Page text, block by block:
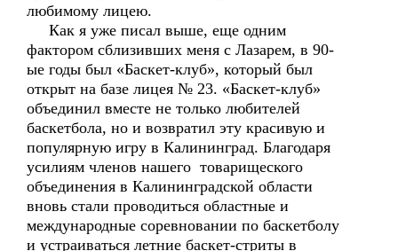
любимому лицею.
Как я уже писал выше, еще одним
фактором сблизивших меня с Лазарем, в 90-
ые годы был «Баскет-клуб», который был
открыт на базе лицея № 23. «Баскет-клуб»
объединил вместе не только любителей
баскетбола, но и возвратил эту красивую и
популярную игру в Калининград. Благодаря
усилиям членов нашего товарищеского
объединения в Калининградской области
вновь стали проводиться областные и
международные соревновании по баскетболу
и устраиваться летние баскет-стриты в